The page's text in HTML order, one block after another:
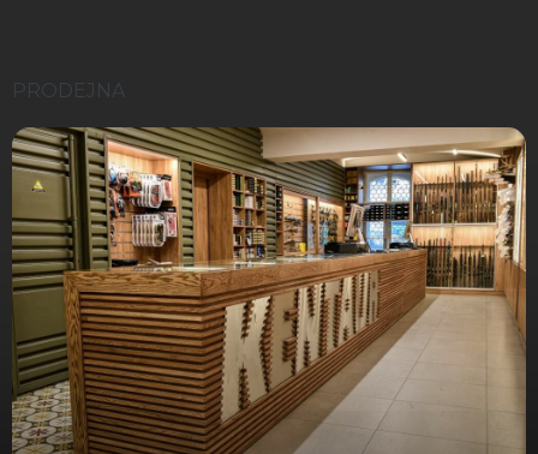
PRODEJNA